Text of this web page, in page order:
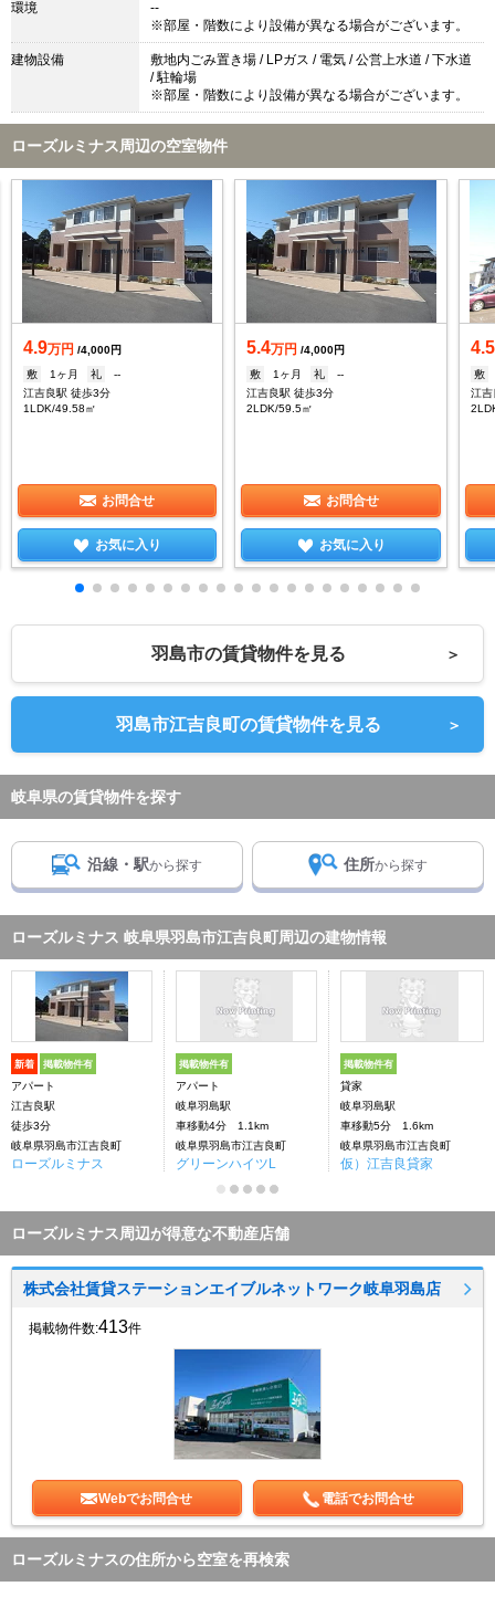
環境
--
※部屋・階数により設備が異なる場合がございます。
建物設備
敷地内ごみ置き場 / LPガス / 電気 / 公営上水道 / 下水道
/ 駐輪場
※部屋・階数により設備が異なる場合がございます。
ローズルミナス周辺の空室物件
4.9万円 /4,000円
敷
1ヶ月 礼
--
江吉良駅 徒歩3分
1LDK/49.58㎡
お問合せ
お気に入り
5.4万円 /4,000円
敷
1ヶ月 礼
--
江吉良駅 徒歩3分
2LDK/59.5㎡
お問合せ
お気に入り
4.5
敷
江吉
羽島市の賃貸物件を見る ＞
羽島市江吉良町の賃貸物件を見る ＞
岐阜県の賃貸物件を探す
沿線・駅から探す 住所から探す
ローズルミナス 岐阜県羽島市江吉良町周辺の建物情報
新着 掲載物件有
アパート
江吉良駅
徒歩3分
岐阜県羽島市江吉良町
ローズルミナス
掲載物件有
アパート
岐阜羽島駅
車移動4分 1.1km
岐阜県羽島市江吉良町
グリーンハイツL
掲載物件有
貸家
岐阜羽島駅
車移動5分 1.6km
岐阜県羽島市江吉良町
仮）江吉良貸家
ローズルミナス周辺が得意な不動産店舗
株式会社賃貸ステーションエイブルネットワーク岐阜羽島店
掲載物件数:413件
Webでお問合せ 電話でお問合せ
ローズルミナスの住所から空室を再検索